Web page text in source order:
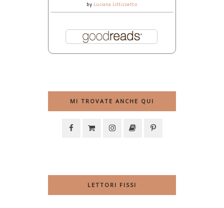
by Luciana Littizzetto
MI TROVATE ANCHE QUI
LETTORI FISSI